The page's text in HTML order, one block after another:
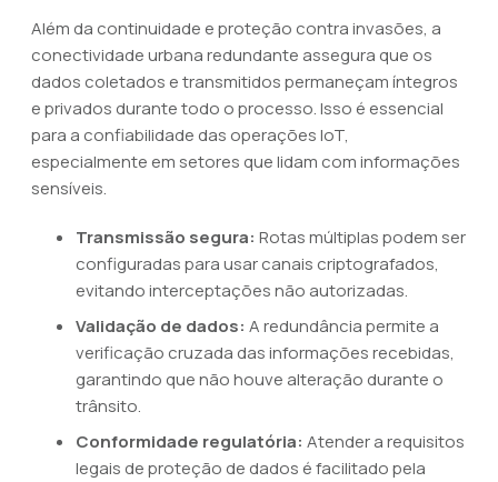
Além da continuidade e proteção contra invasões, a
conectividade urbana redundante assegura que os
dados coletados e transmitidos permaneçam íntegros
e privados durante todo o processo. Isso é essencial
para a confiabilidade das operações IoT,
especialmente em setores que lidam com informações
sensíveis.
Transmissão segura: Rotas múltiplas podem ser
configuradas para usar canais criptografados,
evitando interceptações não autorizadas.
Validação de dados: A redundância permite a
verificação cruzada das informações recebidas,
garantindo que não houve alteração durante o
trânsito.
Conformidade regulatória: Atender a requisitos
legais de proteção de dados é facilitado pela